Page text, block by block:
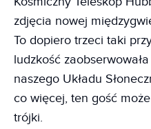
zdjęcia nowej
To dopiero trzeci taki
ludzkość
naszego Układu
co więcej, ten gość
trójki.